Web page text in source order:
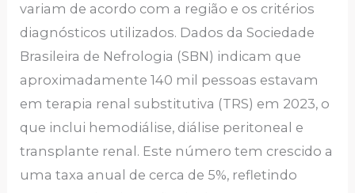
variam de acordo com a região e os critérios
diagnósticos utilizados. Dados da Sociedade
Brasileira de Nefrologia (SBN) indicam que
aproximadamente 140 mil pessoas estavam
em terapia renal substitutiva (TRS) em 2023, o
que inclui hemodiálise, diálise peritoneal e
transplante renal. Este número tem crescido a
uma taxa anual de cerca de 5%, refletindo